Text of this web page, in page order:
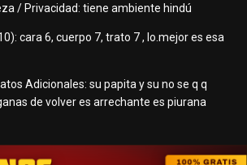
/ Privacidad: tiene ambiente hindú
cara 6, cuerpo 7, trato 7 , lo.mejor es esa
Adicionales: su papita y su no se q q
de volver es arrechante es piurana